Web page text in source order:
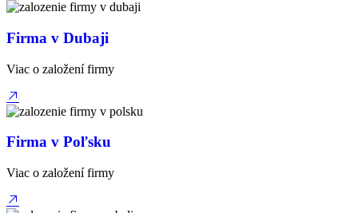
Firma v Dubaji
Viac o založení firmy
Firma v Poľsku
Viac o založení firmy